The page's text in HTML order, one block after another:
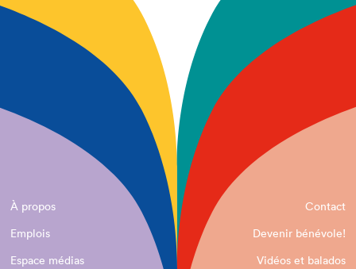
À propos
Contact
Emplois
Devenir bénévole!
Espace médias
Vidéos et balados